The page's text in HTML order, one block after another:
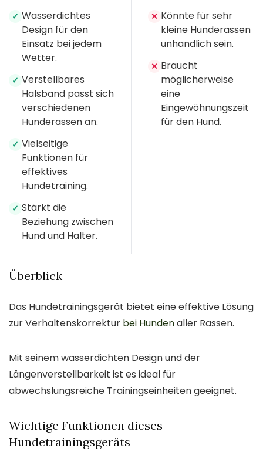
✓ Wasserdichtes
Design für den
Einsatz bei jedem
Wetter.
✓ Verstellbares
Halsband passt sich
verschiedenen
Hunderassen an.
✓ Vielseitige
Funktionen für
effektives
Hundetraining.
✓ Stärkt die
Beziehung zwischen
Hund und Halter.
✕ Könnte für sehr
kleine Hunderassen
unhandlich sein.
✕ Braucht
möglicherweise
eine
Eingewöhnungszeit
für den Hund.
Überblick
Das Hundetrainingsgerät bietet eine effektive Lösung
zur Verhaltenskorrektur bei Hundenaller Rassen.
Mit seinem wasserdichten Design und der
Längenverstellbarkeit ist es ideal für
abwechslungsreiche Trainingseinheiten geeignet.
Wichtige Funktionen dieses
Hundetrainingsgeräts